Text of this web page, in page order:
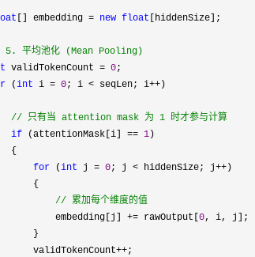
[] embedding = new float [hiddenSize];
5. 平均池化 (Mean Pooling)
validTokenCount = 0;
(int i = 0; i < seqLen; i++ )
// 只有当 attention mask 为 1 时才参与计算
if (attentionMask[i] == 1 )
{
for (int j = 0; j < hiddenSize; j++ )
{
// 累加每个维度的值
embedding[j] += rawOutput[
0, i, j];
}
validTokenCount
++;